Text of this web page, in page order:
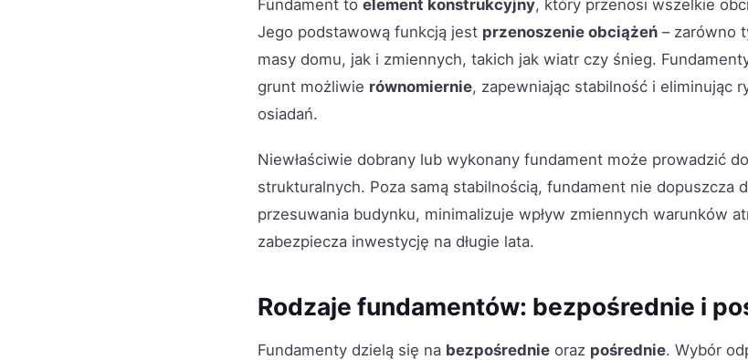
Fundament to element konstrukcyjny, który przenosi wszelkie
Jego podstawową funkcją jest przenoszenie obciążeń – zarówno
masy domu, jak i zmiennych, takich jak wiatr czy śnieg.
grunt możliwie równomiernie, zapewniając stabilność i eliminując
osiadań.
Niewłaściwie dobrany lub wykonany fundament może prowadzić
strukturalnych. Poza samą stabilnością, fundament nie dopuszcza
przesuwania budynku, minimalizuje wpływ zmiennych warunków
zabezpiecza inwestycję na długie lata.
Rodzaje fundamentów: bezpośrednie i
Fundamenty dzielą się na bezpośrednie oraz pośrednie. Wybór